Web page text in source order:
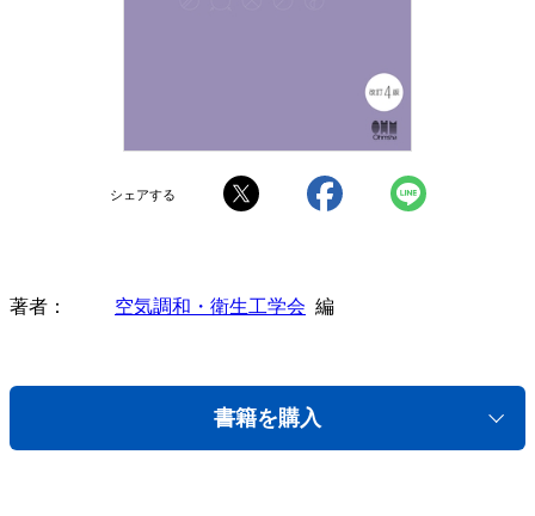
シェアする
著者 空気調和・衛生工学会 編
書籍を購入